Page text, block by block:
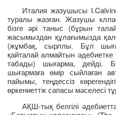
Италия жазушысы
туралы жазған. Жазушы
бізге әрі таныс (бұрын
жасымыздан құлағымызда
(жұмбақ, сырллы. Бұл
қайталай алмайтын әдебиетке
табады) шығарма, дейді.
шығармаға өмір сыйлаған
пайымы, теңдессіз
өркениеттік сапасы мәселесі
АҚШ-тық белгілі